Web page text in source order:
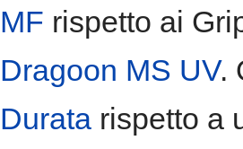
MF rispetto ai
Dragoon MS UV.
Durata rispetto a